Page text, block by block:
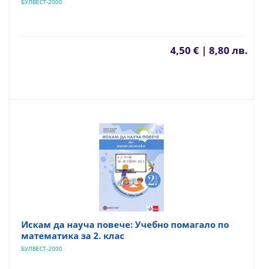
БУЛВЕСТ-2000
4,50 € | 8,80 лв.
Искам да науча повече: Учебно помагало по
математика за 2. клас
БУЛВЕСТ-2000